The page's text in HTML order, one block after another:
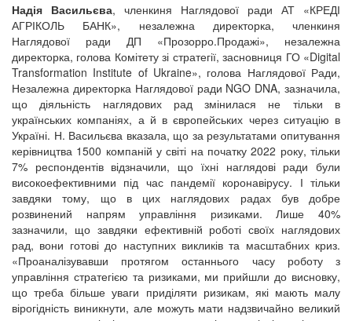
Надія Васильєва, членкиня Наглядової ради АТ «КРЕДІ
АГРІКОЛЬ БАНК», незалежна директорка, членкиня
Наглядової ради ДП «Прозорро.Продажі», незалежна
директорка, голова Комітету зі стратегії, засновниця ГО «Digital
Transformation Institute of Ukraine», голова Наглядової Ради,
Незалежна директорка Наглядової ради NGO DNA, зазначила,
що діяльність наглядових рад змінилася не тільки в
українських компаніях, а й в європейських через ситуацію в
Україні. Н. Васильєва вказала, що за результатами опитування
керівництва 1500 компаній у світі на початку 2022 року, тільки
7% респондентів відзначили, що їхні наглядові ради були
високоефективними під час пандемії коронавірусу. І тільки
завдяки тому, що в цих наглядових радах був добре
розвинений напрям управління ризиками. Лише 40%
зазначили, що завдяки ефективній роботі своїх наглядових
рад, вони готові до наступних викликів та масштабних криз.
«Проаналізувавши протягом останнього часу роботу з
управління стратегією та ризиками, ми прийшли до висновку,
що треба більше уваги приділяти ризикам, які мають малу
вірогідність виникнути, але можуть мати надзвичайно великий